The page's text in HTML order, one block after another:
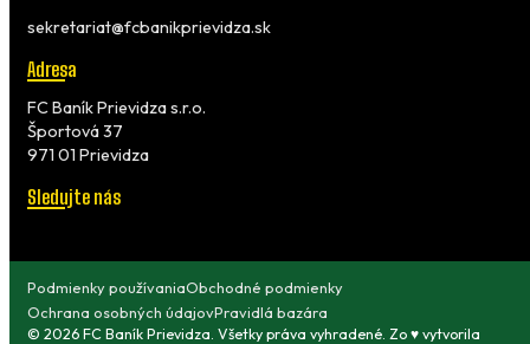
sekretariat@fcbanikprievidza.sk
Adresa
FC Baník Prievidza s.r.o.
Športová 37
971 01 Prievidza
Sledujte nás
© 2026 FC Baník Prievidza. Všetky práva vyhradené. Zo ♥ vytvorila
Podmienky používaniaObchodné podmienky
Ochrana osobných údajovPravidlá bazára